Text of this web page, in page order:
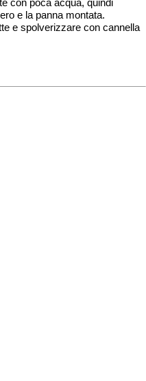
con poca acqua, quindi
e la panna montata.
e spolverizzare con cannella